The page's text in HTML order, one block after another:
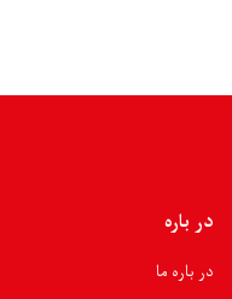
در باره
در باره ما